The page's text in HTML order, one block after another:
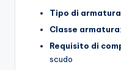
Tipo di
Classe armatura
Requisito di
scudo